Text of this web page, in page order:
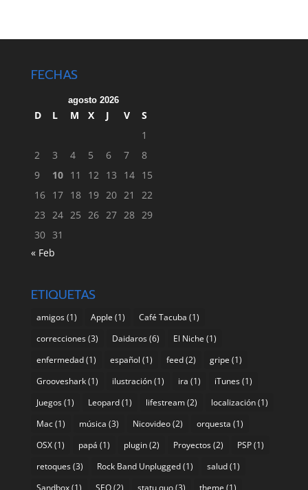
FECHAS
agosto 2026
D L M X J V
S
1
2
3 4 5 6 7
8
9
10 11 12 13 14 15
16 17 18 19 20 21
22
23 24 25 26 27 28 29
30 31
« Feb
ETIQUETAS
amigos(1) Apple (1) Café Tacuba (1)
correcciones(3) Daidaros(6) El Niche (1)
enfermedad(1) español (1) feed(2) gripe (1)
Grooveshark(1) ilustración(1) ira (1) iTunes(1)
Juegos(1) Leopard(1) lifestream(2) localización(1)
Mac(1) música (3) Nicovideo(2) orquesta (1)
OSX(1) papá (1) plugin(2) Proyectos(2) PSP(1)
retoques(3) Rock Band Unplugged(1) salud(1)